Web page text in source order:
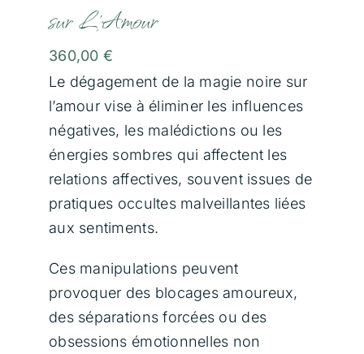
Témoignages
Contact
Panier
sur L’Amour
360,00 €
Le dégagement de la magie noire sur
l’amour vise à éliminer les influences
négatives, les malédictions ou les
énergies sombres qui affectent les
relations affectives, souvent issues de
pratiques occultes malveillantes liées
aux sentiments.
Ces manipulations peuvent
provoquer des blocages amoureux,
des séparations forcées ou des
obsessions émotionnelles non